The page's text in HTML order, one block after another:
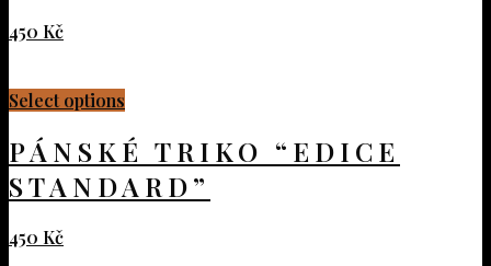
450 Kč
Select options
PÁNSKÉ TRIKO “EDICE
STANDARD”
450 Kč